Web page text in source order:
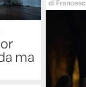
ma
di